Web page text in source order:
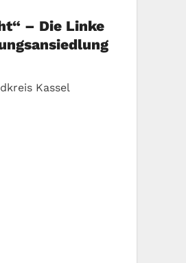
– Die Linke
Kassel